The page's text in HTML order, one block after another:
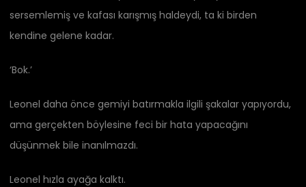
sersemlemiş ve kafası karışmış haldeydi, ta ki birden
kendine gelene kadar.
‘Bok.’
Leonel daha önce gemiyi batırmakla ilgili şakalar yapıyordu,
ama gerçekten böylesine feci bir hata yapacağını
düşünmek bile inanılmazdı.
Leonel hızla ayağa kalktı.